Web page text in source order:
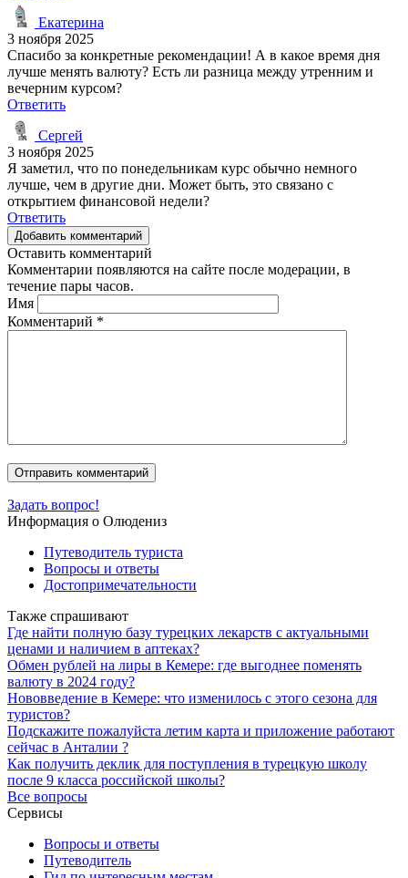
Екатерина
3 ноября 2025
Спасибо за конкретные рекомендации! А в какое время дня
лучше менять валюту? Есть ли разница между утренним и
вечерним курсом?
Ответить
Сергей
3 ноября 2025
Я заметил, что по понедельникам курс обычно немного
лучше, чем в другие дни. Может быть, это связано с
открытием финансовой недели?
Ответить
Добавить комментарий
Оставить комментарий
Комментарии появляются на сайте после модерации, в
течение пары часов.
Имя
Комментарий *
Задать вопрос!
Информация о Олюдениз
Путеводитель туриста
Вопросы и ответы
Достопримечательности
Также спрашивают
Где найти полную базу турецких лекарств с актуальными
ценами и наличием в аптеках?
Обмен рублей на лиры в Кемере: где выгоднее поменять
валюту в 2024 году?
Нововведение в Кемере: что изменилось с этого сезона для
туристов?
Подскажите пожалуйста летим карта и приложение работают
сейчас в Анталии ?
Как получить деклик для поступления в турецкую школу
после 9 класса российской школы?
Все вопросы
Сервисы
Вопросы и ответы
Путеводитель